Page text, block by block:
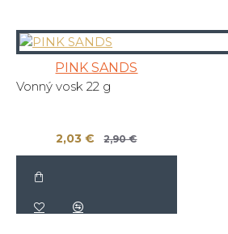
PINK SANDS
Vonný vosk 22 g
2,03 € 2,90 €